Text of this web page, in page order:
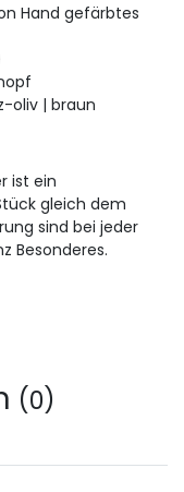
Hand gefärbtes
oliv | braun
ist ein
gleich dem
sind bei jeder
Besonderes.
(0)